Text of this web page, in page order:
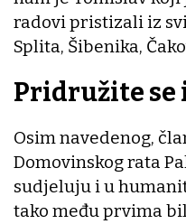
radovi pristizali iz
Splita, Šibenika,
Pridružite se
Osim navedenog,
Domovinskog rata
sudjeluju i u
tako među prvima